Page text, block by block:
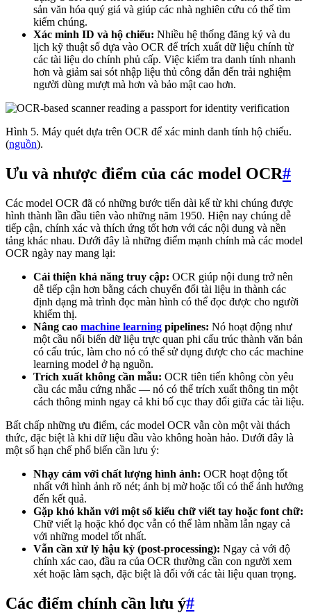
sản văn hóa quý giá và giúp các nhà nghiên cứu có thể tìm
kiếm chúng.
Xác minh ID và hộ chiếu: Nhiều hệ thống đăng ký và du
lịch kỹ thuật số dựa vào OCR để trích xuất dữ liệu chính từ
các tài liệu do chính phủ cấp. Việc kiểm tra danh tính nhanh
hơn và giảm sai sót nhập liệu thủ công dẫn đến trải nghiệm
người dùng mượt mà hơn và bảo mật cao hơn.
Hình 5. Máy quét dựa trên OCR để xác minh danh tính hộ chiếu.
(nguồn).
Ưu và nhược điểm của các model OCR#
Các model OCR đã có những bước tiến dài kể từ khi chúng được
hình thành lần đầu tiên vào những năm 1950. Hiện nay chúng dễ
tiếp cận, chính xác và thích ứng tốt hơn với các nội dung và nền
tảng khác nhau. Dưới đây là những điểm mạnh chính mà các model
OCR ngày nay mang lại:
Cải thiện khả năng truy cập: OCR giúp nội dung trở nên
dễ tiếp cận hơn bằng cách chuyển đổi tài liệu in thành các
định dạng mà trình đọc màn hình có thể đọc được cho người
khiếm thị.
Nâng cao machine learning pipelines: Nó hoạt động như
một cầu nối biến dữ liệu trực quan phi cấu trúc thành văn bản
có cấu trúc, làm cho nó có thể sử dụng được cho các machine
learning model ở hạ nguồn.
Trích xuất không cần mẫu: OCR tiên tiến không còn yêu
cầu các mẫu cứng nhắc — nó có thể trích xuất thông tin một
cách thông minh ngay cả khi bố cục thay đổi giữa các tài liệu.
Bất chấp những ưu điểm, các model OCR vẫn còn một vài thách
thức, đặc biệt là khi dữ liệu đầu vào không hoàn hảo. Dưới đây là
một số hạn chế phổ biến cần lưu ý:
Nhạy cảm với chất lượng hình ảnh: OCR hoạt động tốt
nhất với hình ảnh rõ nét; ảnh bị mờ hoặc tối có thể ảnh hưởng
đến kết quả.
Gặp khó khăn với một số kiểu chữ viết tay hoặc font chữ:
Chữ viết lạ hoặc khó đọc vẫn có thể làm nhầm lẫn ngay cả
với những model tốt nhất.
Vẫn cần xử lý hậu kỳ (post-processing): Ngay cả với độ
chính xác cao, đầu ra của OCR thường cần con người xem
xét hoặc làm sạch, đặc biệt là đối với các tài liệu quan trọng.
Các điểm chính cần lưu ý#